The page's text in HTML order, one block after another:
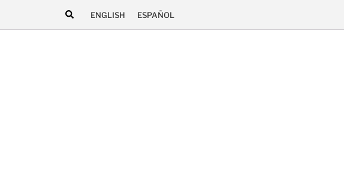
ENGLISH ESPAÑOL